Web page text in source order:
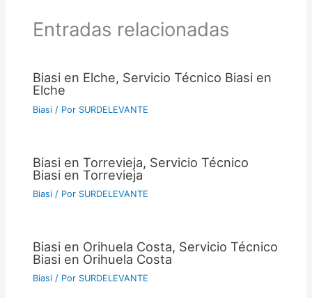
Entradas relacionadas
Biasi en Elche, Servicio Técnico Biasi en
Elche
Biasi / Por SURDELEVANTE
Biasi en Torrevieja, Servicio Técnico
Biasi en Torrevieja
Biasi / Por SURDELEVANTE
Biasi en Orihuela Costa, Servicio Técnico
Biasi en Orihuela Costa
Biasi / Por SURDELEVANTE